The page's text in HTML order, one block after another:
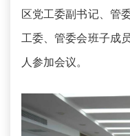
区党工委副书记、管
工委、管委会班子成
人参加会议。